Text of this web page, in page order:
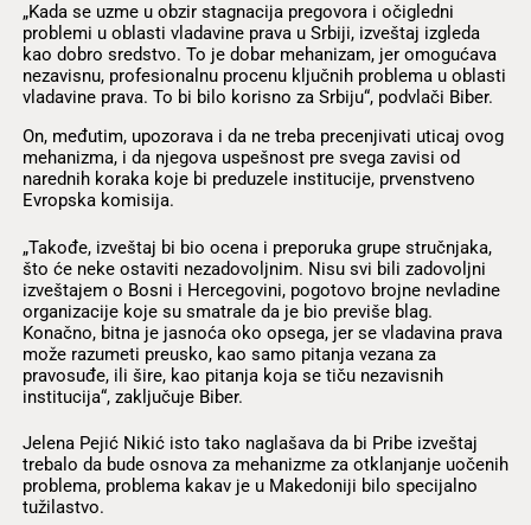
„Kada se uzme u obzir stagnacija pregovora i očigledni
problemi u oblasti vladavine prava u Srbiji, izveštaj izgleda
kao dobro sredstvo. To je dobar mehanizam, jer omogućava
nezavisnu, profesionalnu procenu ključnih problema u oblasti
vladavine prava. To bi bilo korisno za Srbiju“, podvlači Biber.
On, međutim, upozorava i da ne treba precenjivati uticaj ovog
mehanizma, i da njegova uspešnost pre svega zavisi od
narednih koraka koje bi preduzele institucije, prvenstveno
Evropska komisija.
„Takođe, izveštaj bi bio ocena i preporuka grupe stručnjaka,
što će neke ostaviti nezadovoljnim. Nisu svi bili zadovoljni
izveštajem o Bosni i Hercegovini, pogotovo brojne nevladine
organizacije koje su smatrale da je bio previše blag.
Konačno, bitna je jasnoćaoko opsega, jer se vladavina prava
može razumeti preusko, kao samo pitanja vezana za
pravosuđe, ili šire, kao pitanja koja se tiču nezavisnih
institucija“, zaključuje Biber.
Jelena Pejić Nikić isto tako naglašava da bi Pribe izveštaj
trebalo da bude osnova za mehanizme za otklanjanje uočenih
problema, problema kakav je u Makedoniji bilo specijalno
tužilastvo.